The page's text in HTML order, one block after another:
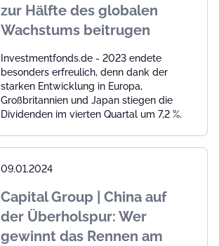
zur Hälfte des globalen
Wachstums beitrugen
Investmentfonds.de - 2023 endete
besonders erfreulich, denn dank der
starken Entwicklung in Europa,
Großbritannien und Japan stiegen die
Dividenden im vierten Quartal um 7,2 %.
09.01.2024
Capital Group | China auf
der Überholspur: Wer
gewinnt das Rennen am